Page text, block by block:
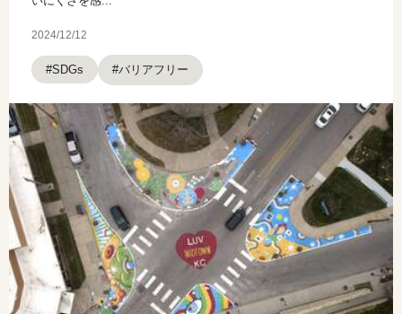
2024/12/12
#SDGs #バリアフリー